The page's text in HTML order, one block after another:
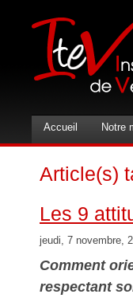
Accueil Notre
Article(s)
Les 9
jeudi, 7 novembre,
Comment
respectant